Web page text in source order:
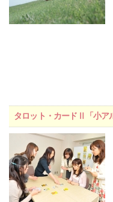
タロット・カードⅡ「小ア